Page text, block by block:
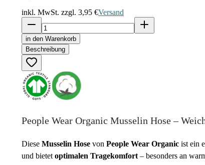
inkl. MwSt. zzgl. 3,95 €Versand
in den Warenkorb
Beschreibung
People Wear Organic Musselin Hose –
Diese Musselin Hose von People Wear Organic ist ein
und bietet optimalen Tragekomfort – besonders an